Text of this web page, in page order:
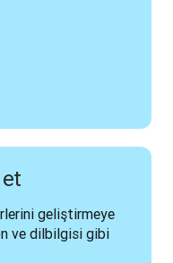
geliştirmeye
ve dilbilgisi gibi